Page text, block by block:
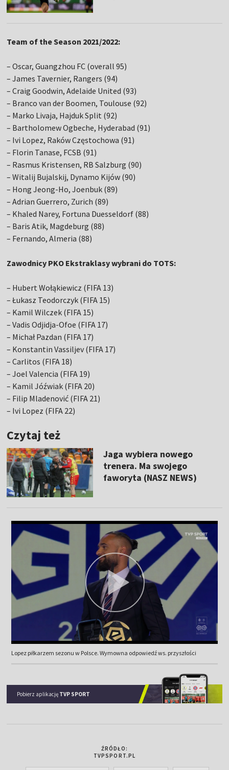
Team of the Season 2021/2022:
– Oscar, Guangzhou FC (overall 95)
– James Tavernier, Rangers (94)
– Craig Goodwin, Adelaide United (93)
– Branco van der Boomen, Toulouse (92)
– Marko Livaja, Hajduk Split (92)
– Bartholomew Ogbeche, Hyderabad (91)
– Ivi Lopez, Raków Częstochowa (91)
– Florin Tanase, FCSB (91)
– Rasmus Kristensen, RB Salzburg (90)
– Witalij Bujalskij, Dynamo Kijów (90)
– Hong Jeong-Ho, Joenbuk (89)
– Adrian Guerrero, Zurich (89)
– Khaled Narey, Fortuna Duesseldorf (88)
– Baris Atik, Magdeburg (88)
– Fernando, Almeria (88)
Zawodnicy PKO Ekstraklasy wybrani do TOTS:
– Hubert Wołąkiewicz (FIFA 13)
– Łukasz Teodorczyk (FIFA 15)
– Kamil Wilczek (FIFA 15)
– Vadis Odjidja-Ofoe (FIFA 17)
– Michał Pazdan (FIFA 17)
– Konstantin Vassiljev (FIFA 17)
– Carlitos (FIFA 18)
– Joel Valencia (FIFA 19)
– Kamil Jóźwiak (FIFA 20)
– Filip Mladenović (FIFA 21)
– Ivi Lopez (FIFA 22)
Czytaj też
Jaga wybiera nowego
trenera. Ma swojego
faworyta (NASZ NEWS)
Lopez piłkarzem sezonu w Polsce. Wymowna odpowiedź ws. przyszłości
Pobierz aplikację TVP SPORT
ŹRÓDŁO:
TVPSPORT.PL